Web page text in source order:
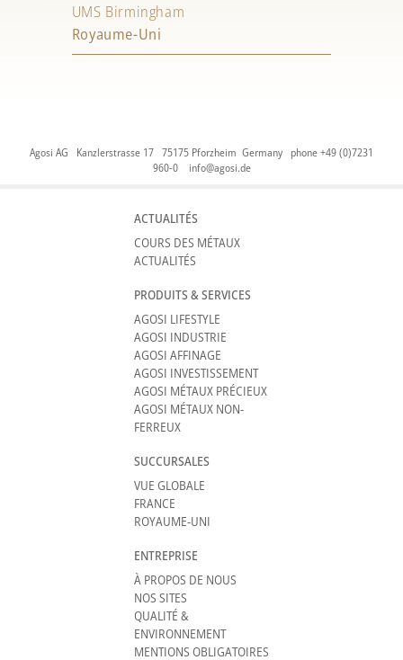
UMS Birmingham
Royaume-Uni
Agosi AG Kanzlerstrasse 17 75175 Pforzheim Germany phone +49 (0)7231
960-0 info@agosi.de
ACTUALITÉS
COURS DES MÉTAUX
ACTUALITÉS
PRODUITS & SERVICES
AGOSI LIFESTYLE
AGOSI INDUSTRIE
AGOSI AFFINAGE
AGOSI INVESTISSEMENT
AGOSI MÉTAUX PRÉCIEUX
AGOSI MÉTAUX NON-
FERREUX
SUCCURSALES
VUE GLOBALE
FRANCE
ROYAUME-UNI
ENTREPRISE
À PROPOS DE NOUS
NOS SITES
QUALITÉ &
ENVIRONNEMENT
MENTIONS OBLIGATOIRES